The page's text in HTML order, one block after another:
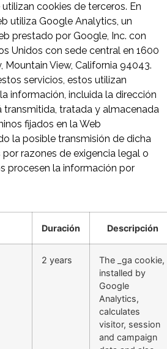
cookies de terceros. En
utiliza Google Analytics, un
prestado por Google, Inc. con
Unidos con sede central en 1600
Mountain View, California 94043.
servicios, estos utilizan
información, incluida la dirección
transmitida, tratada y almacenada
fijados en la Web
la posible transmisión de dicha
razones de exigencia legal o
procesen la información por
Duración Descripción
2 years
The _ga cookie,
installed by
Google
Analytics,
calculates
visitor, session
and campaign